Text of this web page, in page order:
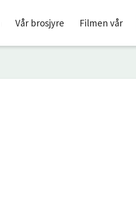
Vår brosjyre Filmen vår